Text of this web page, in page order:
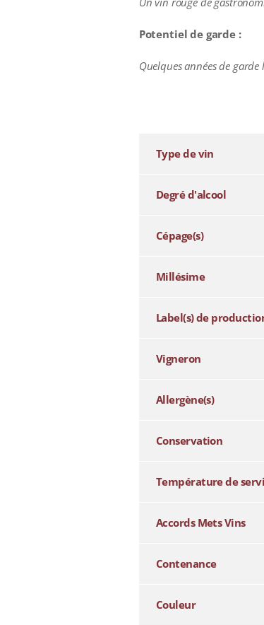
Potentiel de garde :
Quelques années de
Type de vin
Degré d'alcool
Cépage(s)
Millésime
Label(s) de
Vigneron
Allergène(s)
Conservation
Température de
Accords Mets Vins
Contenance
Couleur